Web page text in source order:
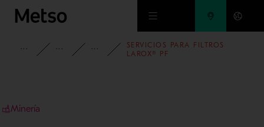
Ir al contenido principal
INFORMACIÓN
BLOG BLOG DE MINERÍA Y METALES
SERVICIOS PARA FILTROS
LAROX® PF
Minería